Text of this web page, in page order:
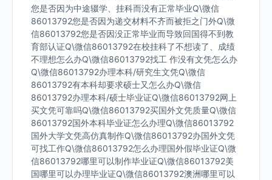
您是否因为中途辍学、挂科而没有正常毕业Q\微信
86013792您是否因为递交材料不齐而被拒之门外Q\微
信86013792您是否因没正常毕业而导致回国得不到教
育部认证Q\微信86013792在校挂科了不想读了、成绩
不理想怎么办Q\微信86013792找工 作没有文凭怎么办
Q\微信86013792办理本科/研究生文凭Q\微信
86013792有本科却要求硕士又怎么办Q\微信
86013792办理本科/硕士毕业证Q\微信86013792网上
买文凭可靠吗Q\微信86013792买国外文凭质量Q\微信
86013792国外本科毕业证怎么办理Q\微信86013792
国外大学文凭高仿真制作Q\微信86013792办国外文凭
可找工作Q\微信86013792怎么办理国外假毕业证Q\微
信86013792哪里可以制作毕业证Q\微信86013792美
国哪里可以办理毕业证Q\微信86013792澳洲哪里可以